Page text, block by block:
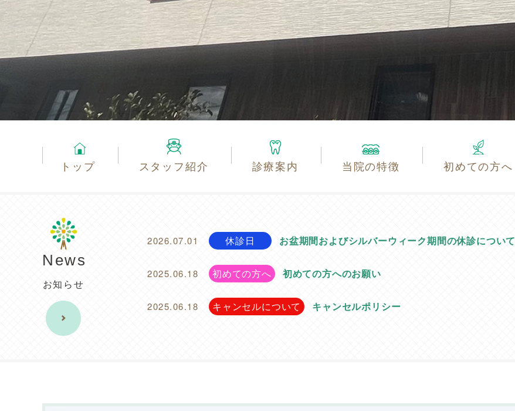
トップ スタッフ紹介 診療案内 当院の特徴 初めての方へ
News
お知らせ
2026.07.01 休診日 お盆期間およびシルバーウィーク期間の休診について
2025.06.18 初めての方へ 初めての方へのお願い
2025.06.18 キャンセルについて キャンセルポリシー